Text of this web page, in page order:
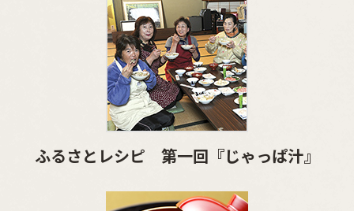
ふるさとレシピ 第一回『じゃっぱ汁』